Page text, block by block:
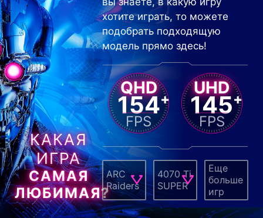
КАКАЯ
ИГРА
САМАЯ
ЛЮБИМАЯ?
идеальным выбором? Если
вы знаете, в какую игру
хотите играть, то можете
подобрать подходящую
модель прямо здесь!
QHD
154+
FPS
UHD
145+
FPS
ARC
Raiders
SUPER
Еще
больше
игр